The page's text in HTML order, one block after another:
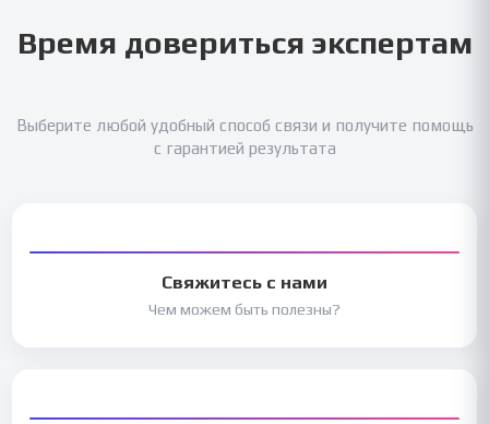
Время довериться экспертам
Выберите любой удобный способ связи и получите помощь
с гарантией результата
Свяжитесь с нами
Чем можем быть полезны?